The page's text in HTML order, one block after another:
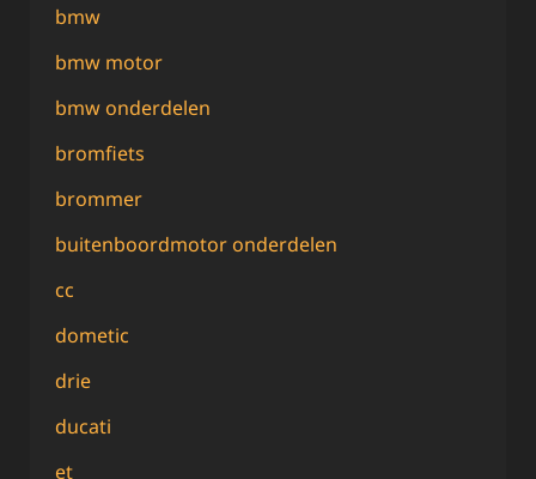
bmw
bmw motor
bmw onderdelen
bromfiets
brommer
buitenboordmotor onderdelen
cc
dometic
drie
ducati
et